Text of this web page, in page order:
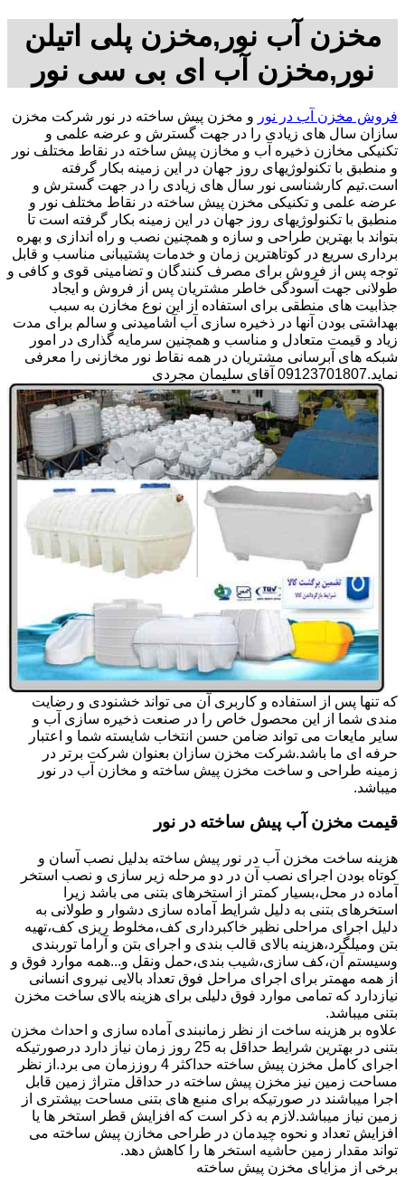
مخزن آب نور,مخزن پلی اتیلن
نور,مخزن آب ای بی سی نور
فروش مخزن آب در نور و مخزن پیش ساخته در نور شرکت مخزن
سازان سال های زیادی را در جهت گسترش و عرضه علمی و
تکنیکی مخازن ذخیره آب و مخازن پیش ساخته در نقاط مختلف نور
و منطبق با تکنولوژیهای روز جهان در این زمینه بکار گرفته
است.تیم کارشناسی نور سال های زیادی را در جهت گسترش و
عرضه علمی و تکنیکی مخزن پیش ساخته در نقاط مختلف نور و
منطبق با تکنولوژیهای روز جهان در این زمینه بکار گرفته است تا
بتواند با بهترین طراحی و سازه و همچنین نصب و راه اندازی و بهره
برداری سریع در کوتاهترین زمان و خدمات پشتیبانی مناسب و قابل
توجه پس از فروش برای مصرف کنندگان و تضامینی قوی و کافی و
طولانی جهت آسودگی خاطر مشتریان پس از فروش و ایجاد
جذابیت های منطقی برای استفاده از این نوع مخازن به سبب
بهداشتی بودن آنها در ذخیره سازی آب آشامیدنی و سالم برای مدت
زیاد و قیمت متعادل و مناسب و همچنین سرمایه گذاری در امور
شبکه های آبرسانی مشتریان در همه نقاط نور مخازنی را معرفی
نماید.09123701807 آقای سلیمان مجردی
که تنها پس از استفاده و کاربری آن می تواند خشنودی و رضایت
مندی شما از این محصول خاص را در صنعت ذخیره سازی آب و
سایر مایعات می تواند ضامن حسن انتخاب شایسته شما و اعتبار
حرفه ای ما باشد.شرکت مخزن سازان بعنوان شرکت برتر در
زمینه طراحی و ساخت مخزن پیش ساخته و مخازن آب در نور
میباشد.
قیمت مخزن آب پیش ساخته در نور
هزینه ساخت مخزن آب در نور پیش ساخته بدلیل نصب آسان و
کوتاه بودن اجرای نصب آن در دو مرحله زیر سازی و نصب استخر
آماده در محل،بسیار کمتر از استخرهای بتنی می باشد زیرا
استخرهای بتنی به دلیل شرایط آماده سازی دشوار و طولانی به
دلیل اجرای مراحلی نظیر خاکبرداری کف،مخلوط ریزی کف،تهیه
بتن ومیلگرد،هزینه بالای قالب بندی و اجرای بتن و آراما توربندی
وسیستم آن،کف سازی،شیب بندی،حمل ونقل و...همه موارد فوق و
از همه مهمتر برای اجرای مراحل فوق تعداد بالایی نیروی انسانی
نیازدارد که تمامی موارد فوق دلیلی برای هزینه بالای ساخت مخزن
بتنی میباشد.
علاوه بر هزینه ساخت از نظر زمانبندی آماده سازی و احداث مخزن
بتنی در بهترین شرایط حداقل به 25 روز زمان نیاز دارد درصورتیکه
اجرای کامل مخزن پیش ساخته حداکثر 4 روززمان می برد.از نظر
مساحت زمین نیز مخزن پیش ساخته در حداقل متراژ زمین قابل
اجرا میباشند در صورتیکه برای منبع های بتنی مساحت بیشتری از
زمین نیاز میباشد.لازم به ذکر است که افزایش قطر استخر ها یا
افزایش تعداد و نحوه چیدمان در طراحی مخازن پیش ساخته می
تواند مقدار زمین حاشیه استخر ها را کاهش دهد.
برخی از مزایای مخزن پیش ساخته